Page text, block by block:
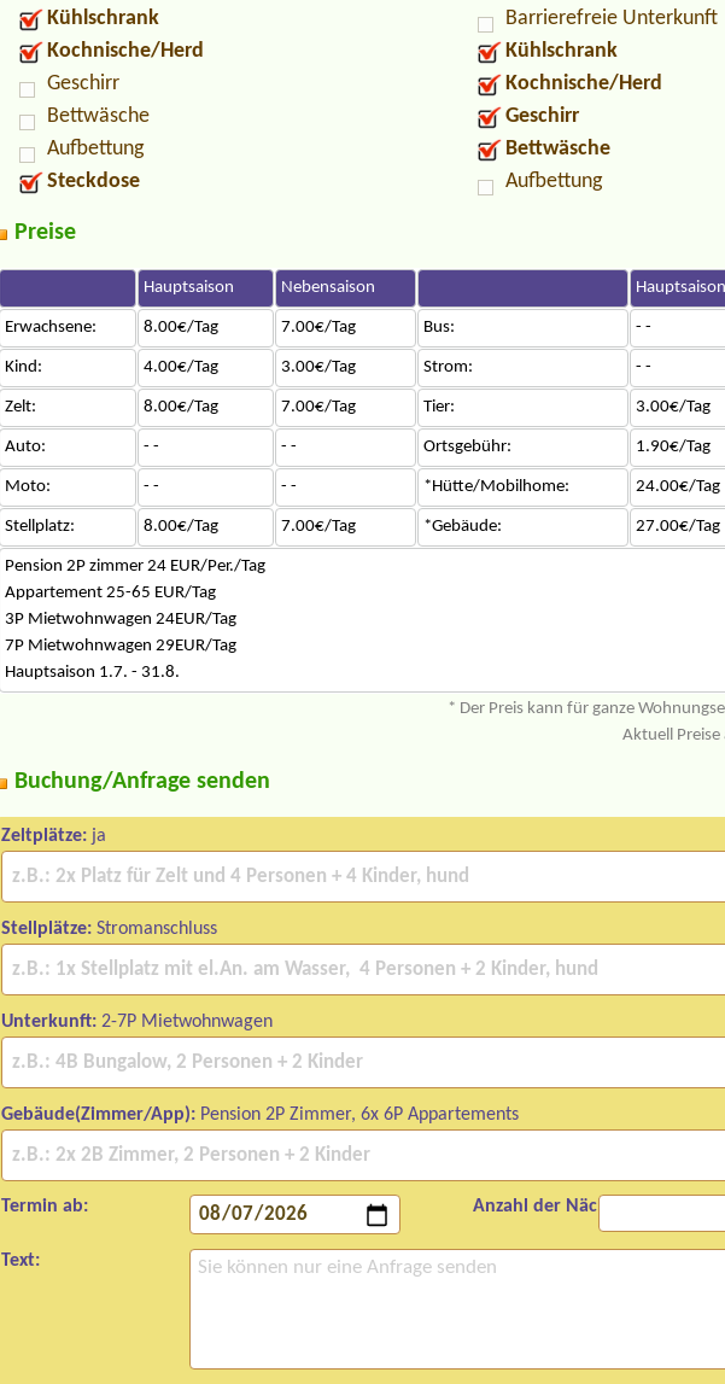
Kühlschrank
Kochnische/Herd
Geschirr
Bettwäsche
Aufbettung
Steckdose
Barrierefreie Unterkunft
Kühlschrank
Kochnische/Herd
Geschirr
Bettwäsche
Aufbettung
Preise
Hauptsaison Nebensaison Hauptsaison
Erwachsene: 8.00€/Tag 7.00€/Tag Bus: - -
Kind: 4.00€/Tag 3.00€/Tag Strom: - -
Zelt: 8.00€/Tag 7.00€/Tag Tier: 3.00€/Tag
Auto: - - - - Ortsgebühr: 1.90€/Tag
Moto: - - - - *Hütte/Mobilhome: 24.00€/Tag
Stellplatz: 8.00€/Tag 7.00€/Tag *Gebäude: 27.00€/Tag
Pension 2P zimmer 24 EUR/Per./Tag
Appartement 25-65 EUR/Tag
3P Mietwohnwagen 24EUR/Tag
7P Mietwohnwagen 29EUR/Tag
Hauptsaison 1.7. - 31.8.
* Der Preis kann für ganze
Aktuell Preise
Buchung/Anfrage senden
Zeltplätze: ja
Stellplätze: Stromanschluss
Unterkunft: 2-7P Mietwohnwagen
Gebäude(Zimmer/App): Pension 2P Zimmer, 6x 6P Appartements
Termin ab: Anzahl der Nächte:
Text: